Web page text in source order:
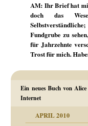
AM: Ihr Brief hat
doch das
Fundgrube zu
für Jahrzehnte
Trost für mich.
Ein neues Buch von
Internet
APRIL 2010